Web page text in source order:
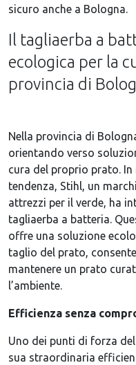
sicuro anche a Bologna.
Il tagliaerba a
ecologica per la
provincia di
Nella provincia di
orientando verso
cura del proprio prato.
tendenza, Stihl, un
attrezzi per il verde, ha
tagliaerba a batteria.
offre una soluzione
taglio del prato,
mantenere un prato
l’ambiente.
Efficienza senza
Uno dei punti di forza
sua straordinaria